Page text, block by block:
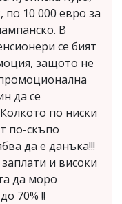
по 10 000 евро за
В
се бият
защото не
да се
по ниски
по-скъпо
да е данъка!!!
и високи
да моро
70% !!